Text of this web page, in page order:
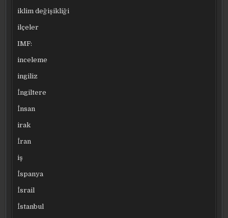
iklim değişikliği
ilçeler
IMF:
inceleme
ingiliz
İngiltere
İnsan
irak
İran
iş
İspanya
İsrail
İstanbul